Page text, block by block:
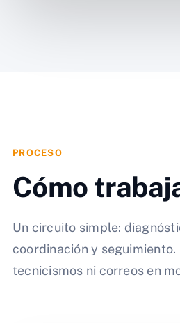
PROCESO
Cómo
Un circuito simple:
coordinación y
tecnicismos ni correos en